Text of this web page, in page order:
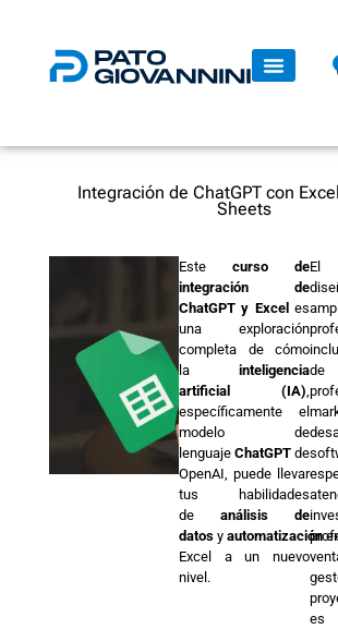
Integración de ChatGPT con
Sheets
Este curso de
integración de
ChatGPT y Excel es
una exploración
completa de cómo
la inteligencia
artificial (IA),
específicamente el
modelo de
lenguajeChatGPT de
OpenAI, puede llevar
tus habilidades
de análisis de
datos yautomatización
Excel a un nuevo
nivel.
El
es